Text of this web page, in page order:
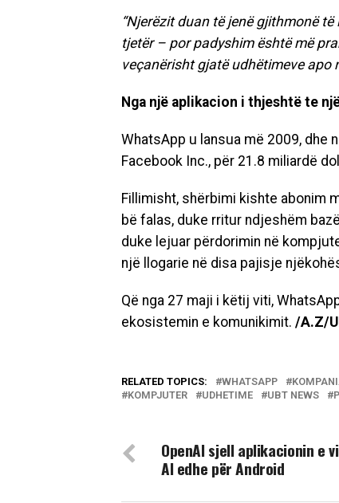
“Njerëzit duan të jenë gjithmonë
tjetër – por padyshim është më
veçanërisht gjatë udhëtimeve apo
Nga një aplikacion i thjeshtë te
WhatsApp u lansua më 2009, dhe
Facebook Inc., për 21.8 miliardë
Fillimisht, shërbimi kishte abonim
bë falas, duke rritur ndjeshëm
duke lejuar përdorimin në
një llogarie në disa pajisje
Që nga 27 maji i këtij viti,
ekosistemin e komunikimit. /A.Z/
RELATED TOPICS: WHATSAPP
KOMPJUTER
UDHETIME UBT NEWS
OpenAI sjell aplikacionin e
AI edhe për Android